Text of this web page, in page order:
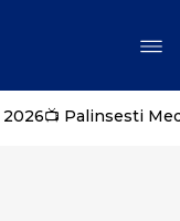
2026📺 Palinsesti